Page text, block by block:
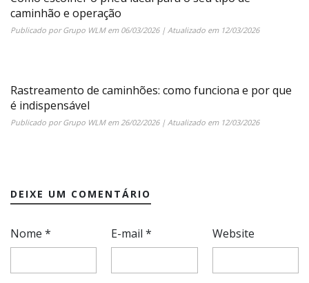
caminhão e operação
Publicado porGrupo WLMem 06/03/2026| Atualizado em 12/03/2026
Rastreamento de caminhões: como funciona e por que
é indispensável
Publicado porGrupo WLMem26/02/2026| Atualizado em 12/03/2026
DEIXE UM COMENTÁRIO
Nome * E-mail* Website